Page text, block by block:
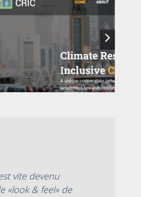
vite devenu
«look & feel» de